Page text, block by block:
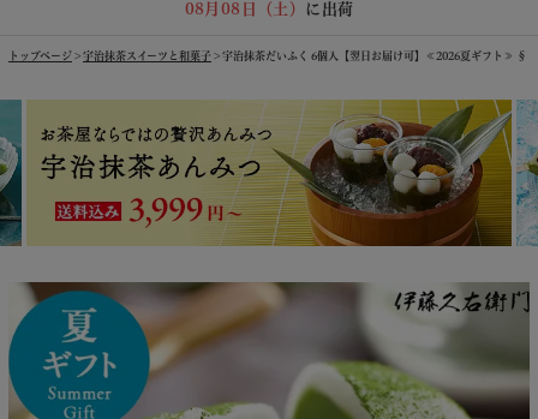
08月08日（土）
に出荷
トップページ 宇治抹茶スイーツと和菓子 宇治抹茶だいふく 6個入【翌日お届け可】≪2026夏ギフト≫ §